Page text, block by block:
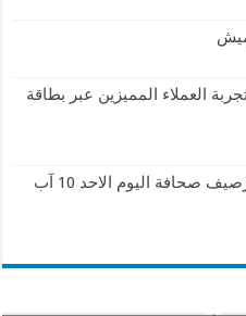
العملاء المميزين عبر بطاقة
almontasher :رصيف صحافة اليوم الاحد 10 آب